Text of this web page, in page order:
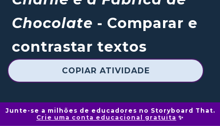
Chocolate - Comparar e
contrastar textos
COPIAR ATIVIDADE
Junte-se a milhões de educadores no Storyboard That.
Crie uma conta educacional gratuita ✨